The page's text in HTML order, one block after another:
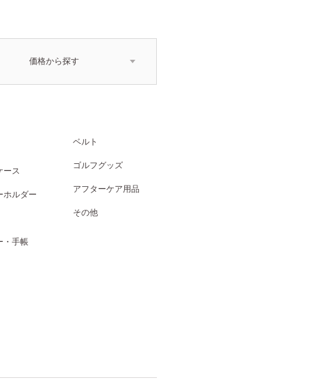
価格から探す
ース
ホルダー
・手帳
ベルト
ゴルフグッズ
アフターケア用品
その他